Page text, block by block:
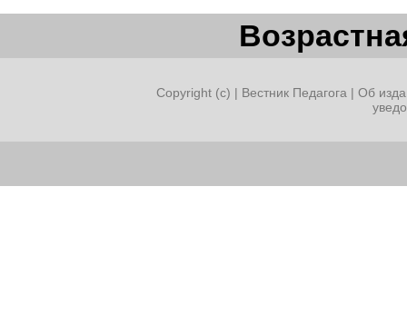
Copyright (c) | Вестник Педагога | Об